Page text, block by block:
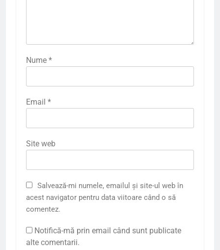
Nume *
Email *
Site web
Salvează-mi numele, emailul și site-ul web în
acest navigator pentru data viitoare când o să
comentez.
Notifică-mă prin email când sunt publicate
alte comentarii.